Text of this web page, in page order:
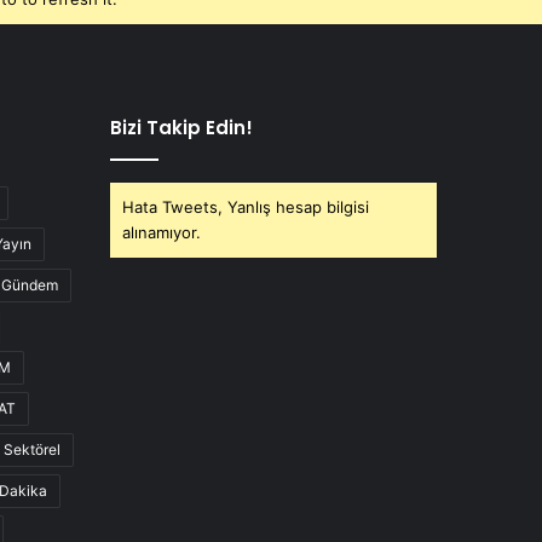
Gündem
Sektörel
Bizi Takip Edin!
Hata Tweets, Yanlış hesap bilgisi
alınamıyor.